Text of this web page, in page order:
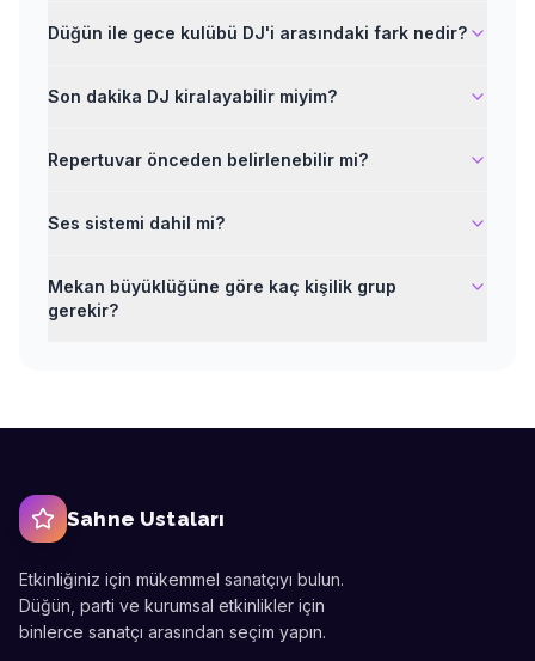
Düğün ile gece kulübü DJ'i arasındaki fark nedir?
Son dakika DJ kiralayabilir miyim?
Repertuvar önceden belirlenebilir mi?
Ses sistemi dahil mi?
Mekan büyüklüğüne göre kaç kişilik grup
gerekir?
Sahne Ustaları
Etkinliğiniz için mükemmel sanatçıyı bulun.
Düğün, parti ve kurumsal etkinlikler için
binlerce sanatçı arasından seçim yapın.